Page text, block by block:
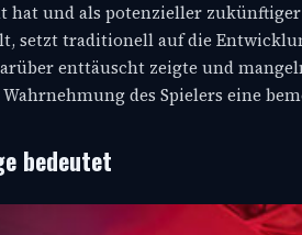
hat und als potenzieller
setzt traditionell auf die
enttäuscht zeigte und
des Spielers eine
bedeutet